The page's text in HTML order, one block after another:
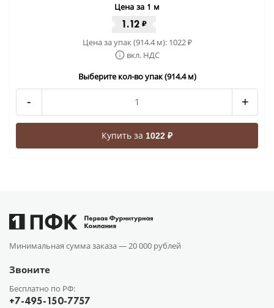
Цена за 1 м
1.12 ₽
Цена за упак (914.4 м): 1022₽
вкл. НДС
Выберите кол-во упак (914.4 м)
- +
Купить за 1022 ₽
Минимальная сумма заказа — 20 000 рублей
Звоните
Бесплатно по РФ:
+7-495-150-7757